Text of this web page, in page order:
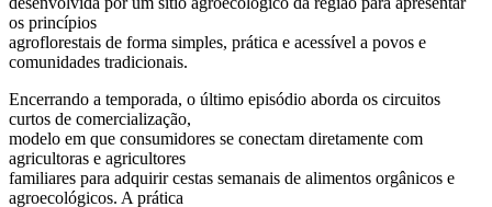
os princípios
agroflorestais de forma simples, prática e acessível a povos e
comunidades tradicionais.
Encerrando a temporada, o último episódio aborda os circuitos
curtos de comercialização,
modelo em que consumidores se conectam diretamente com
agricultoras e agricultores
familiares para adquirir cestas semanais de alimentos orgânicos e
agroecológicos. A prática